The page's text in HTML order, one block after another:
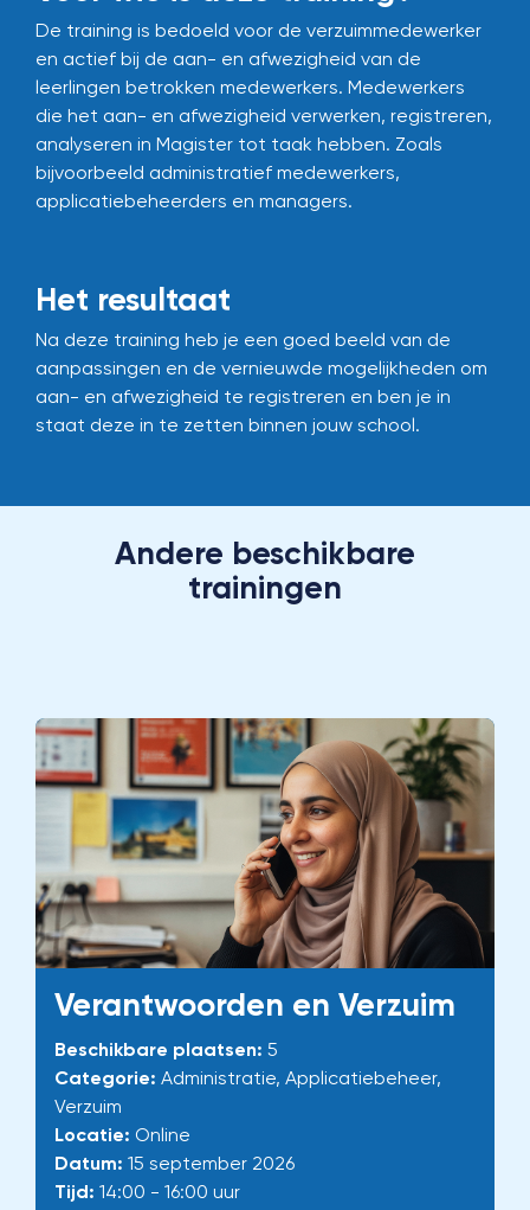
De training is bedoeld voor de verzuimmedewerker
en actief bij de aan- en afwezigheid van de
leerlingen betrokken medewerkers. Medewerkers
die het aan- en afwezigheid verwerken, registreren,
analyseren in Magister tot taak hebben. Zoals
bijvoorbeeld administratief medewerkers,
applicatiebeheerders en managers.
Het resultaat
Na deze training heb je een goed beeld van de
aanpassingen en de vernieuwde mogelijkheden om
aan- en afwezigheid te registreren en ben je in
staat deze in te zetten binnen jouw school.
Andere beschikbare
trainingen
Verantwoorden en Verzuim
Beschikbare plaatsen: 5
Categorie: Administratie, Applicatiebeheer,
Verzuim
Locatie: Online
Datum: 15 september 2026
Tijd: 14:00 - 16:00 uur